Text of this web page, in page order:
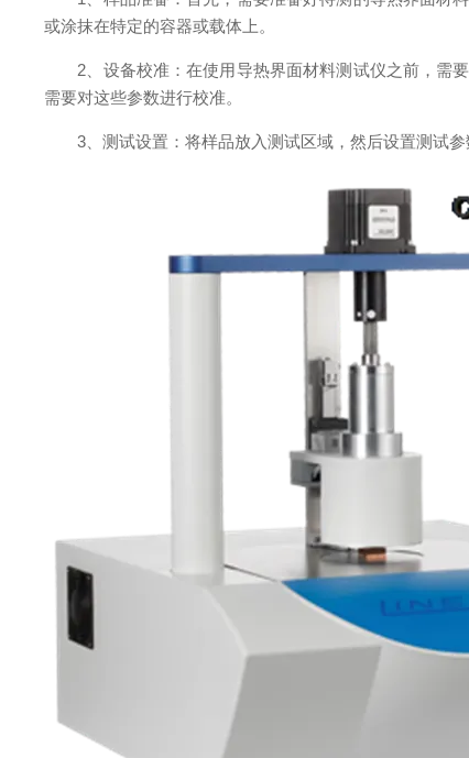
或涂抹在特定的容器或载体上。
2、设备校准：在使用导热界面材料测试仪之前，需要
需要对这些参数进行校准。
3、测试设置：将样品放入测试区域，然后设置测试参